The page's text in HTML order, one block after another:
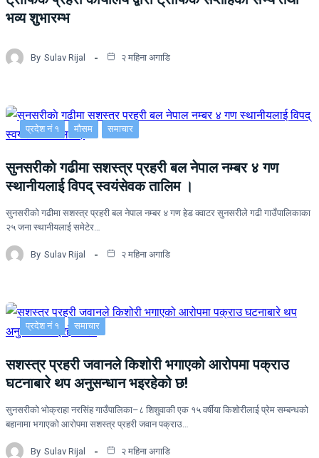
भव्य शुभारम्भ
By Sulav Rijal २ महिना अगाडि
प्रदेश नं १ मौसम समाचार
सुनसरीकाे गढीमा सशस्त्र प्रहरी बल नेपाल नम्बर ४ गण
स्थानीयलाई विपद् स्वयंसेवक तालिम ।
सुनसरीकाे गढीमा सशस्त्र प्रहरी बल नेपाल नम्बर ४ गण हेड क्वाटर सुनसरीले गढी गाउँपालिकाका
२५ जना स्थानीयलाई समेटेर…
By Sulav Rijal २ महिना अगाडि
प्रदेश नं १ समाचार
सशस्त्र प्रहरी जवानले किशोरी भगाएको आरोपमा पक्राउ
घटनाबारे थप अनुसन्धान भइरहेको छ!
सुनसरीको भोक्राहा नरसिंह गाउँपालिका–८ शिशुवाकी एक १५ वर्षीया किशोरीलाई प्रेम सम्बन्धको
बहानामा भगाएको आरोपमा सशस्त्र प्रहरी जवान पक्राउ…
By Sulav Rijal २ महिना अगाडि